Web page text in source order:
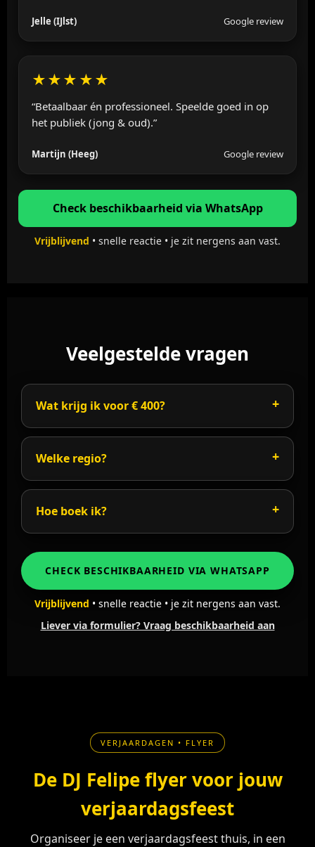
Jelle (IJlst) Google review
★★★★★
“Betaalbaar én professioneel. Speelde goed in op
het publiek (jong & oud).”
Martijn (Heeg) Google review
Check beschikbaarheid via WhatsApp
Vrijblijvend • snelle reactie • je zit nergens aan vast.
Veelgestelde vragen
Wat krijg ik voor € 400?
Welke regio?
Hoe boek ik?
CHECK BESCHIKBAARHEID VIA WHATSAPP
Vrijblijvend • snelle reactie • je zit nergens aan vast.
Liever via formulier? Vraag beschikbaarheid aan
VERJAARDAGEN • FLYER
De DJ Felipe flyer voor jouw
verjaardagsfeest
Organiseer je een verjaardagsfeest thuis, in een